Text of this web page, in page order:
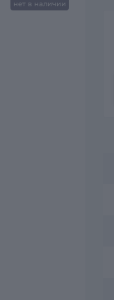
нет в наличии